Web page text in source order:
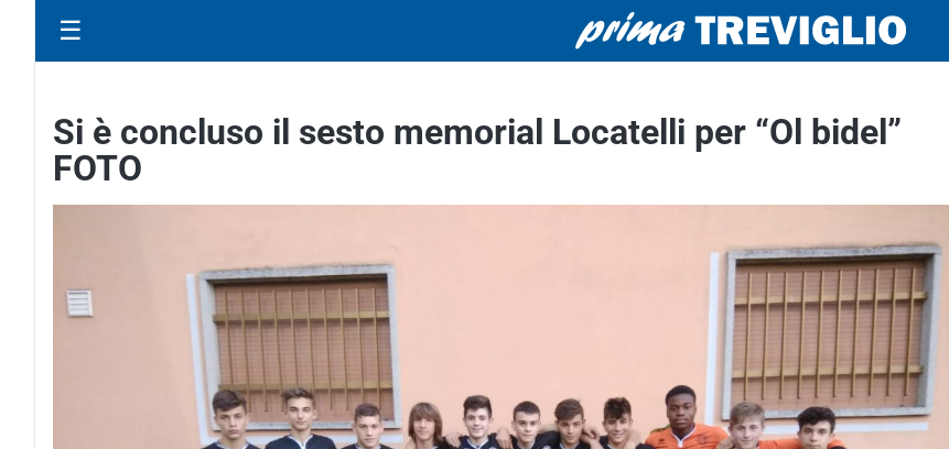
☰
Si è concluso il sesto memorial Locatelli per “Ol bidel”
FOTO